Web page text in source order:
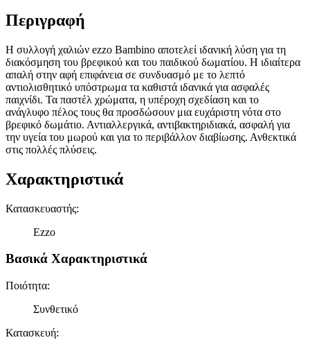
Περιγραφή
Η συλλογή χαλιών ezzo Bambino αποτελεί ιδανική λύση για τη
διακόσμηση του βρεφικού και του παιδικού δωματίου. Η ιδιαίτερα
απαλή στην αφή επιφάνεια σε συνδυασμό με το λεπτό
αντιολισθητικό υπόστρωμα τα καθιστά ιδανικά για ασφαλές
παιχνίδι. Τα παστέλ χρώματα, η υπέροχη σχεδίαση και το
ανάγλυφο πέλος τους θα προσδώσουν μια ευχάριστη νότα στο
βρεφικό δωμάτιο. Αντιαλλεργικά, αντιβακτηριδιακά, ασφαλή για
την υγεία του μωρού και για το περιβάλλον διαβίωσης. Ανθεκτικά
στις πολλές πλύσεις.
Χαρακτηριστικά
Κατασκευαστής:
Ezzo
Βασικά Χαρακτηριστικά
Ποιότητα:
Συνθετικό
Κατασκευή: